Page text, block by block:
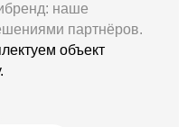
наше
партнёров.
объект